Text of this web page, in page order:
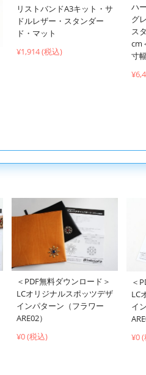
リストバンドA3キット・サ
ドルレザー・スタンダー
ド・マット
¥1,914 (税込)
ハ
グ
ス
cm
寸
＜PDF無料ダウンロード＞
LCオリジナルスポッツデザ
インパターン（フラワー
ARE02）
¥0 (税込)
＜
LC
イ
¥0